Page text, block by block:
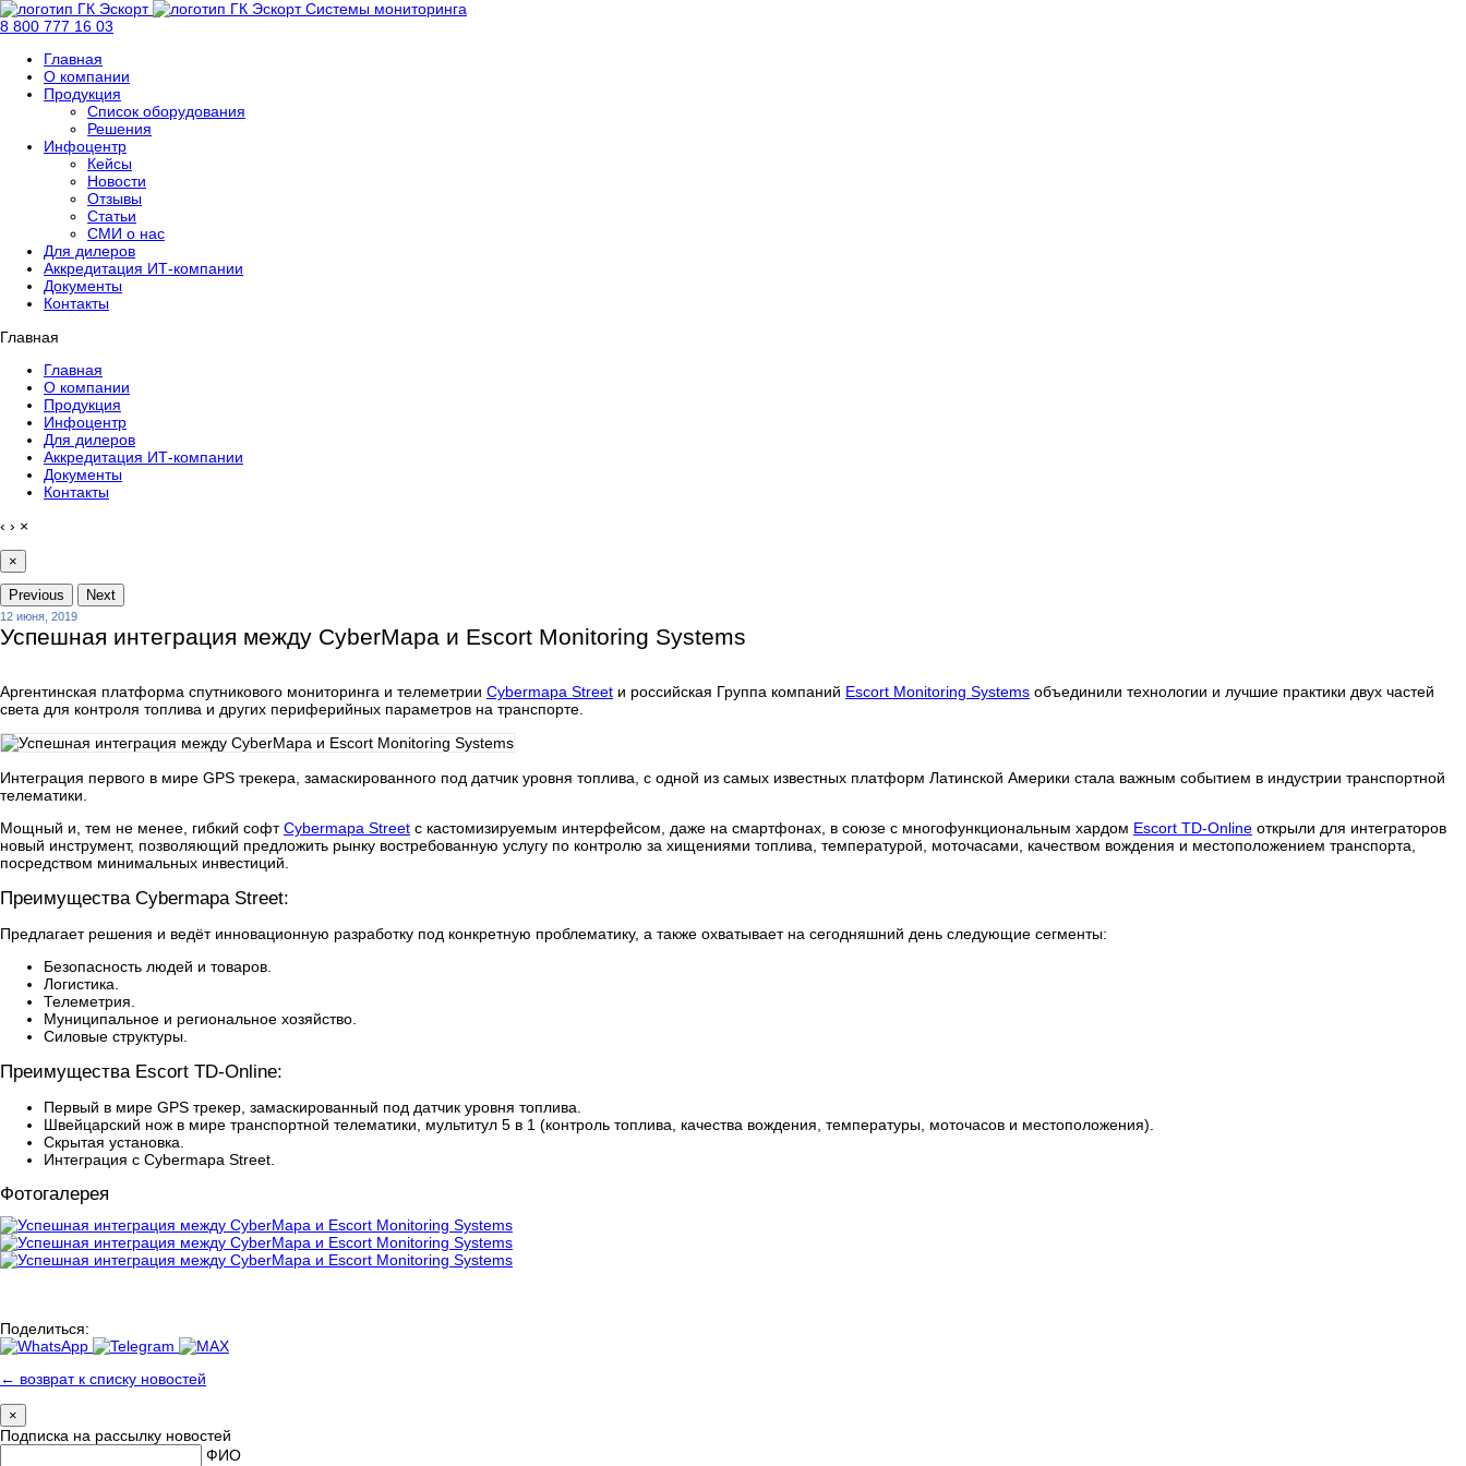
Системы мониторинга
8 800 777 16 03
Главная
О компании
Продукция
Список оборудования
Решения
Инфоцентр
Кейсы
Новости
Отзывы
Статьи
СМИ о нас
Для дилеров
Аккредитация ИТ-компании
Документы
Контакты
Главная
Главная
О компании
Продукция
Инфоцентр
Для дилеров
Аккредитация ИТ-компании
Документы
Контакты
‹ › ×
×
Previous Next
12 июня, 2019
Успешная интеграция между CyberMapa и Escort Monitoring Systems
Аргентинская платформа спутникового мониторинга и телеметрии Cybermapa Street и российская Группа компаний Escort Monitoring Systems объединили технологии и лучшие практики двух частей
света для контроля топлива и других периферийных параметров на транспорте.
Интеграция первого в мире GPS трекера, замаскированного под датчик уровня топлива, с одной из самых известных платформ Латинской Америки стала важным событием в индустрии транспортной
телематики.
Мощный и, тем не менее, гибкий софтCybermapa Street с кастомизируемым интерфейсом, даже на смартфонах, в союзе с многофункциональным хардом Escort TD-Online открыли для интеграторов
новый инструмент, позволяющий предложить рынку востребованную услугу по контролю за хищениями топлива, температурой, моточасами, качеством вождения и местоположением транспорта,
посредством минимальных инвестиций.
Преимущества Cybermapa Street:
Предлагает решения и ведёт инновационную разработку под конкретную проблематику, а также охватывает на сегодняшний день следующие сегменты:
Безопасность людей и товаров.
Логистика.
Телеметрия.
Муниципальное и региональное хозяйство.
Силовые структуры.
Преимущества Escort TD-Online:
Первый в мире GPS трекер, замаскированный под датчик уровня топлива.
Швейцарский нож в мире транспортной телематики, мультитул 5 в 1 (контроль топлива, качества вождения, температуры, моточасов и местоположения).
Скрытая установка.
Интеграция с Cybermapa Street.
Фотогалерея
Поделиться:
← возврат к списку новостей
×
Подписка на рассылку новостей
ФИО